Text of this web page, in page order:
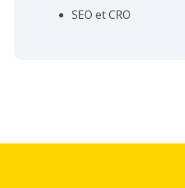
SEO et CRO